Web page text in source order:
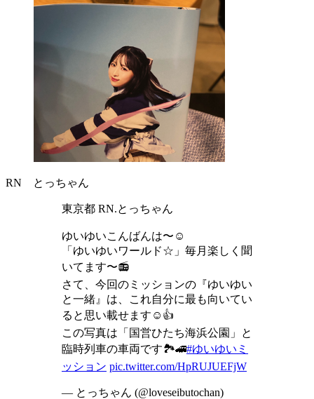
RN とっちゃん
東京都 RN.とっちゃん
ゆいゆいこんばんは〜☺️
「ゆいゆいワールド☆」毎月楽しく聞
いてます〜📻
さて、今回のミッションの『ゆいゆい
と一緒』は、これ自分に最も向いてい
ると思い載せます☺️👍
この写真は「国営ひたち海浜公園」と
臨時列車の車両です🏞🚄#ゆいゆいミ
ッション pic.twitter.com/HpRUJUEFjW
— とっちゃん (@loveseibutochan)